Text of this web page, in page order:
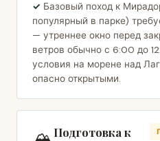
Базовый поход к
популярный в парке)
— утреннее окно перед
ветров обычно с 6:00 до
условия на морене над
опасно открытыми.
Подготовка к